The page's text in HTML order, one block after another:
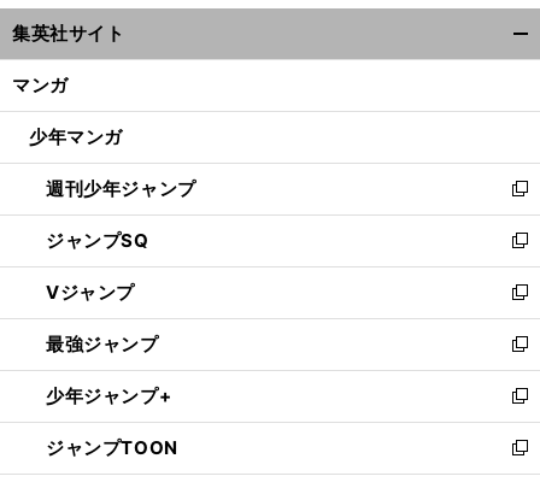
ウ
ィ
ン
ウ
開
く
集英社サイト
マンガ
少年マンガ
週刊少年ジャンプ
新
し
い
ウ
ィ
ン
ド
ウ
で
開
く
ジャンプSQ
新
し
い
ウ
ィ
ン
ド
ウ
で
開
Vジャンプ
新
し
い
ウ
ィ
ン
ド
ウ
最強ジャンプ
新
し
い
ウ
ィ
ン
少年ジャンプ+
新
し
い
ウ
ジャンプTOON
新
し